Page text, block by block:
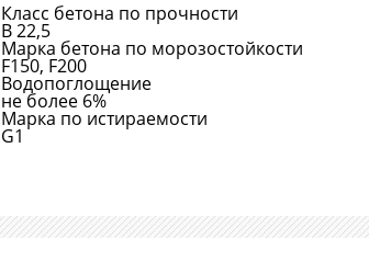
Класс бетона по прочности
В 22,5
Марка бетона по морозостойкости
F150, F200
Водопоглощение
не более 6%
Марка по истираемости
G1